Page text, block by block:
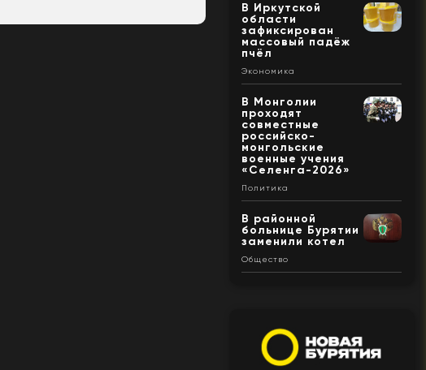
В Иркутской
области
зафиксирован
массовый падёж
пчёл
Экономика
В Монголии
проходят
совместные
российско-
монгольские
военные учения
«Селенга-2026»
Политика
В районной
больнице Бурятии
заменили котел
Общество